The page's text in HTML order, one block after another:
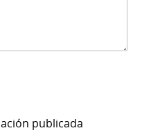
publicada